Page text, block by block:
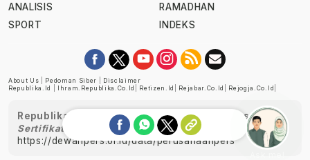
ANALISIS
SPORT
RAMADHAN
INDEKS
About Us Pedoman Siber
Disclaimer
Republika.id
Ihram.republika.co.id Retizen.id Rejabar.co.id Rejogja.co.id
Republika telah diverifikasi oleh Dewan Pers
Sertifikat Nomor 1058/DP-Verifikasi/K/XII/2022
https://dewanpers.or.id/data/perusahaanpers